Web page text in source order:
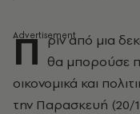
Π ριν από μια
θα μπορούσε
οικονομικά και
την Παρασκευή (20/